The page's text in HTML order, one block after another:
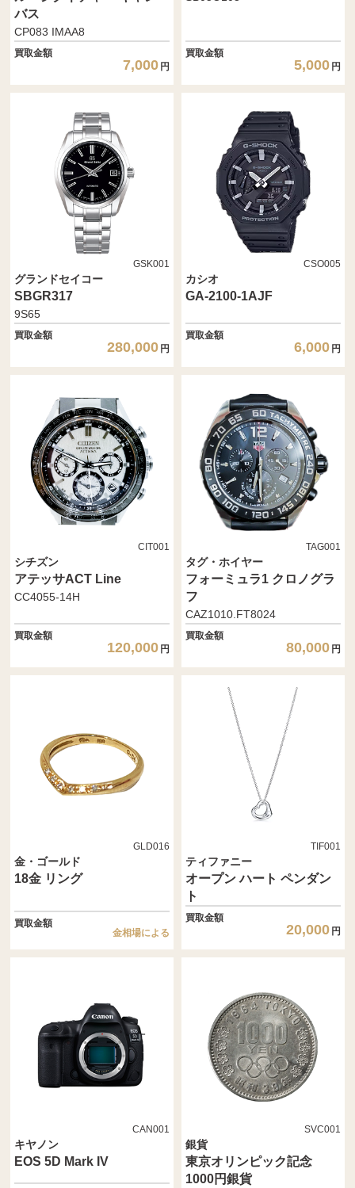
バス
CP083 IMAA8
買取金額
7,000 円
買取金額
5,000 円
GSK001
グランドセイコー
SBGR317
9S65
買取金額
280,000 円
CSO005
カシオ
GA-2100-1AJF
買取金額
6,000 円
CIT001
シチズン
アテッサACT Line
CC4055-14H
買取金額
120,000 円
TAG001
タグ・ホイヤー
フォーミュラ1 クロノグラ
フ
CAZ1010.FT8024
買取金額
80,000 円
GLD016
金・ゴールド
18金 リング
買取金額
金相場による
TIF001
ティファニー
オープン ハート ペンダン
ト
買取金額
20,000 円
CAN001
キヤノン
EOS 5D Mark IV
SVC001
銀貨
東京オリンピック記念
1000円銀貨